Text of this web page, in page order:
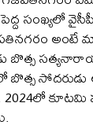
సంఖ్యలో
బొత్స
బొత్స సోదరుడు
2024లో